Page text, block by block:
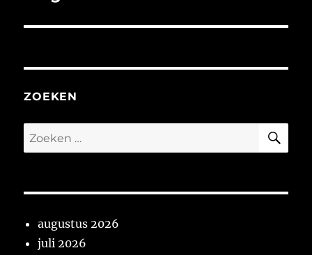
ZOEKEN
Zoeken
naar:
augustus 2026
juli 2026